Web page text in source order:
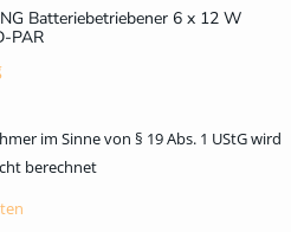
Batteriebetriebener 6 x 12 W
PAR
im Sinne von § 19 Abs. 1 UStG wird
berechnet